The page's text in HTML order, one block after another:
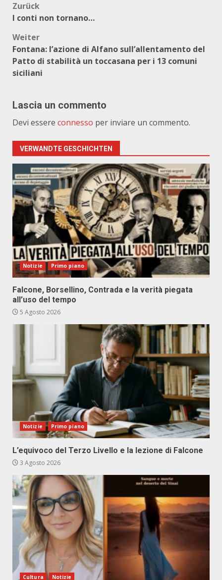
Beitragsnavigation
Zurück
I conti non tornano…
Weiter
Fontana: l’azione di Alfano sull’allentamento del
Patto di stabilità un toccasana per i 13 comuni
siciliani
Lascia un commento
Devi essere connesso per inviare un commento.
VERWANDTE GESCHICHTEN
Notizie Primo piano
Falcone, Borsellino, Contrada e la verità piegata
all’uso del tempo
5 Agosto 2026
Notizie Primo piano
L’equivoco del Terzo Livello e la lezione di Falcone
3 Agosto 2026
Cultura Notizie